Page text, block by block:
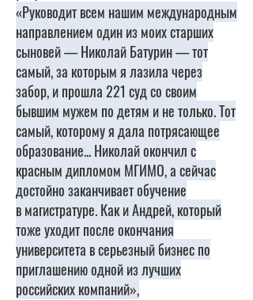
«Руководит всем нашим международным
направлением один из моих старших
сыновей — Николай Батурин — тот
самый, за которым я лазила через
забор, и прошла 221 судсо своим
бывшим мужем по детям и не только. Тот
самый, которому я дала потрясающее
образование... Николай окончил с
красным дипломом МГИМО, а сейчас
достойнозаканчиваетобучение
вмагистратуре. Как и Андрей, который
тоже уходит после окончания
университета в серьезный бизнес по
приглашению одной из лучших
российских компаний»,